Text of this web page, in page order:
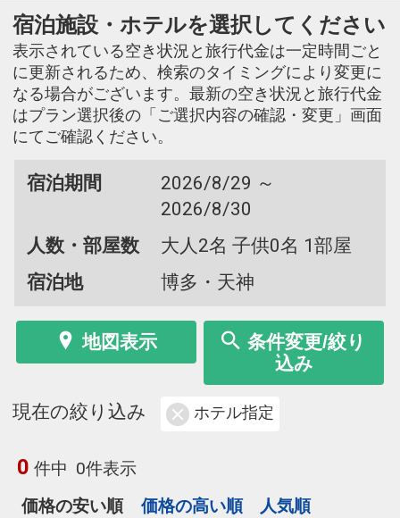
宿泊施設・ホテルを選択してください
表示されている空き状況と旅行代金は一定時間ごと
に更新されるため、検索のタイミングにより変更に
なる場合がございます。最新の空き状況と旅行代金
はプラン選択後の「ご選択内容の確認・変更」画面
にてご確認ください。
宿泊期間
2026/8/29 ～
2026/8/30
人数・部屋数
大人2名 子供0名 1部屋
宿泊地
博多・天神
地図表示
条件変更/絞り
込み
現在の絞り込み ホテル指定
0 件中 0件表示
価格の安い順
価格の高い順 人気順